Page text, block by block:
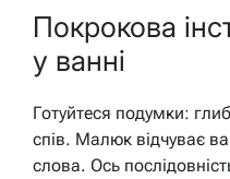
Покрокова
у ванні
Готуйтеся подумки:
спів. Малюк відчуває
слова. Ось